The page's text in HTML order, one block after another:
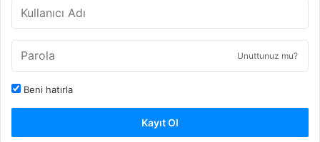
Unuttunuz mu?
Beni hatırla
Kayıt Ol